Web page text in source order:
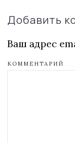
Добавить
Ваш адрес
КОММЕНТАРИЙ